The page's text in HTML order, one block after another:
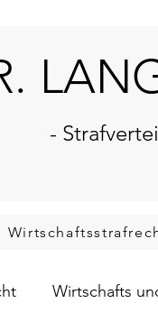
-
Wirtschafts